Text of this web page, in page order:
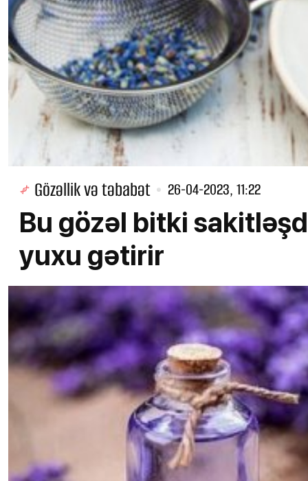
Gözəllik və təbabət 26-04-2023, 11:22
Bu gözəl bitki
yuxu gətirir